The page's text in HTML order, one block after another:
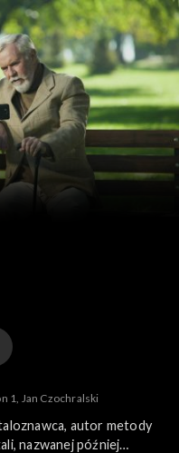
Budowniczowie świata
1, Jan Czochralski
autor metody
nazwanej później